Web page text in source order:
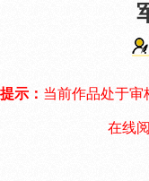
提示： 当前作品处于审
在线